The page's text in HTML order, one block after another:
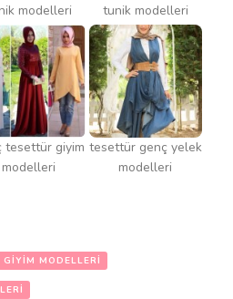
modelleri
tunik modelleri
tesettür giyim
modelleri
tesettür genç yelek
modelleri
MODELLERI